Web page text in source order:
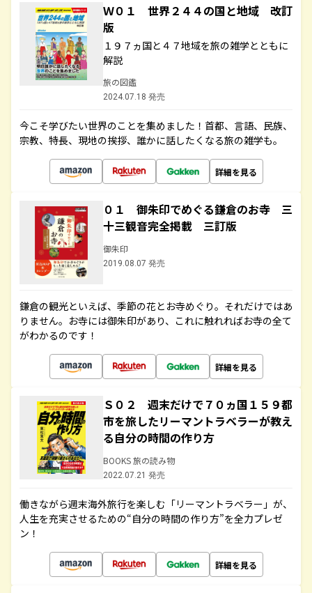
Ｗ０１ 世界２４４の国と地域 改訂
版
１９７ヵ国と４７地域を旅の雑学とともに
解説
旅の図鑑
2024.07.18 発売
今こそ学びたい世界のことを集めました！首都、言語、民族、
宗教、特長、現地の挨拶、誰かに話したくなる旅の雑学も。
詳細を見る
０１ 御朱印でめぐる鎌倉のお寺 三
十三観音完全掲載 三訂版
御朱印
2019.08.07 発売
鎌倉の観光といえば、季節の花とお寺めぐり。それだけではあ
りません。お寺には御朱印があり、これに触れればお寺の全て
がわかるのです！
詳細を見る
Ｓ０２ 週末だけで７０ヵ国１５９都
市を旅したリーマントラベラーが教え
る自分の時間の作り方
BOOKS 旅の読み物
2022.07.21 発売
働きながら週末海外旅行を楽しむ「リーマントラベラー」が、
人生を充実させるための“自分の時間の作り方”を全力プレゼ
ン！
詳細を見る